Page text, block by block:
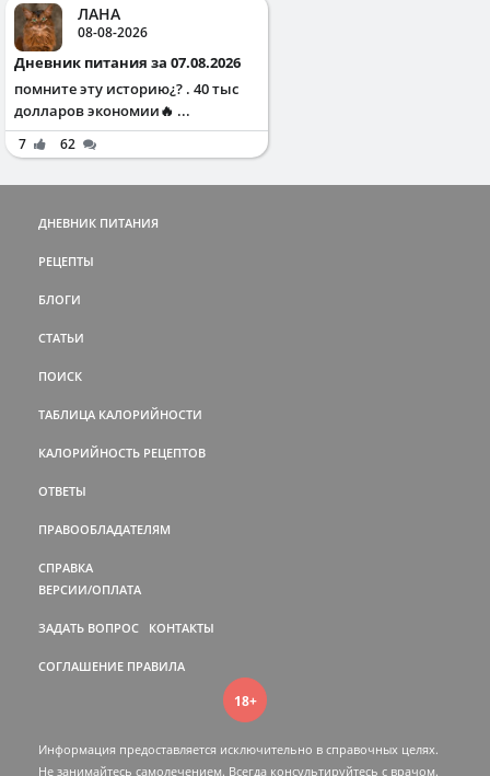
ЛАНА
08-08-2026
Дневник питания за 07.08.2026
помните эту историю¿? . 40 тыс
долларов экономии🔥 ...
7 62
ДНЕВНИК ПИТАНИЯ
РЕЦЕПТЫ
БЛОГИ
СТАТЬИ
ПОИСК
ТАБЛИЦА КАЛОРИЙНОСТИ
КАЛОРИЙНОСТЬ РЕЦЕПТОВ
ОТВЕТЫ
ПРАВООБЛАДАТЕЛЯМ
СПРАВКА
ВЕРСИИ/ОПЛАТА
ЗАДАТЬ ВОПРОС КОНТАКТЫ
СОГЛАШЕНИЕ ПРАВИЛА
18+
Информация предоставляется исключительно в справочных целях.
Не занимайтесь самолечением. Всегда консультируйтесь c врачом.